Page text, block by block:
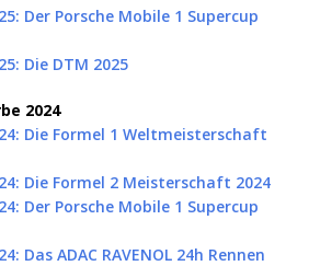
Der Porsche Mobile 1 Supercup
Die DTM 2025
2024
Die Formel 1 Weltmeisterschaft
Die Formel 2 Meisterschaft 2024
Der Porsche Mobile 1 Supercup
Das ADAC RAVENOL 24h Rennen